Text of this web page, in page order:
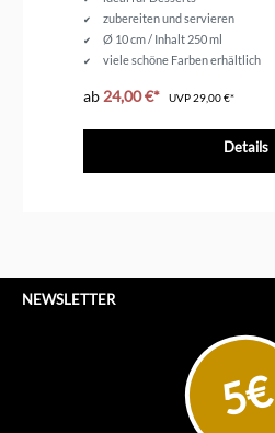
zubereiten und servieren
Ø 10 cm / Inhalt 250 ml
viele schöne Farben erhältlich
ab 24,00 €* UVP29,00 €*
Details
NEWSLETTER
5€